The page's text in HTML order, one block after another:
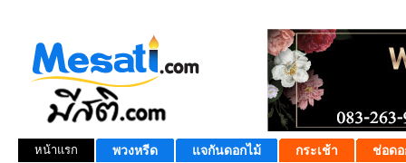
หน้าแรก พวงหรีด แจกันดอกไม้ กระเช้า ช่อดอ